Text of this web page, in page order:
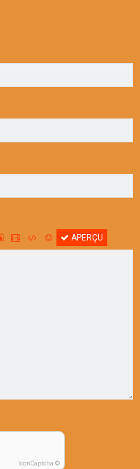
APERÇU
IconCaptcha ©